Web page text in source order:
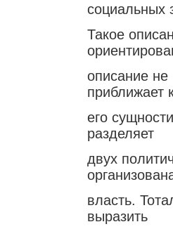
социальных
Такое
описание не
приближает
его
разделяет
двух
власть.
выразить